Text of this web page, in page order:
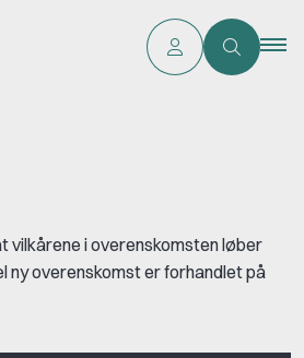
i overenskomsten løber
ny overenskomst er forhandlet på